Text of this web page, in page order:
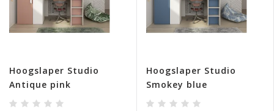
Hoogslaper Studio
Antique pink
Hoogslaper Studio
Smokey blue